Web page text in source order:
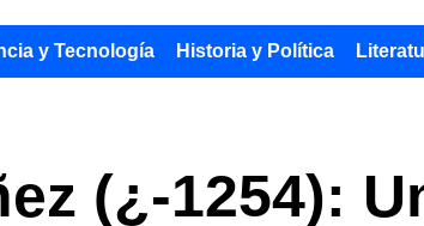
y Tecnología Historia y Política
(¿-1254):